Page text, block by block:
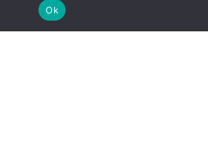
Ninja Silhouette
$20.00
Ok